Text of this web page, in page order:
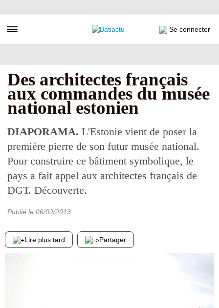
au
principal
Toggle navigation Se connecter
Des architectes français
aux commandes du musée
national estonien
DIAPORAMA. L'Estonie vient de poser la
première pierre de son futur musée national.
Pour construire ce bâtiment symbolique, le
pays a fait appel aux architectes français de
DGT. Découverte.
Publié le 06/02/2013
Lire plus tard Partager